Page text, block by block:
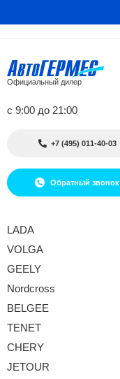
Официальный дилер
с 9:00 до 21:00
+7 (495) 011-40-03
Обратный звонок
LADA
VOLGA
GEELY
Nordcross
BELGEE
TENET
CHERY
JETOUR